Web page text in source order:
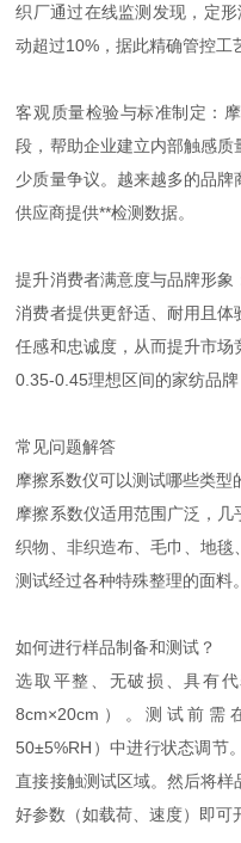
织厂通过在线监测发现，定
动超过10%，据此精确管控工
客观质量检验与标准制定：
段，帮助企业建立内部触感
少质量争议。越来越多的品
供应商提供**检测数据。
提升消费者满意度与品牌形
消费者提供更舒适、耐用且
任感和忠诚度，从而提升市
0.35-0.45理想区间的家纺品牌
常见问题解答
摩擦系数仪可以测试哪些类型
摩擦系数仪适用范围广泛，
织物、非织造布、毛巾、地
测试经过各种特殊整理的面料。
如何进行样品制备和测试？
选取平整、无破损、具有
8cm×20cm）。测试前
50±5%RH）中进行状态调节
直接接触测试区域。然后将
好参数（如载荷、速度）即可